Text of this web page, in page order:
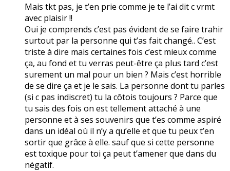
Mais tkt pas, je t’en prie comme je te l’ai dit c vrmt
avec plaisir !!
Oui je comprends c’est pas évident de se faire trahir
surtout par la personne qui t’as fait changé.. C’est
triste à dire mais certaines fois c’est mieux comme
ça, au fond et tu verras peut-être ça plus tard c’est
surement un mal pour un bien ? Mais c’est horrible
de se dire ça et je le sais. La personne dont tu parles
(si c pas indiscret) tu la côtois toujours ? Parce que
tu sais des fois on est tellement attaché à une
personne et à ses souvenirs que t’es comme aspiré
dans un idéal où il n’y a qu’elle et que tu peux t’en
sortir que grâce à elle. sauf que si cette personne
est toxique pour toi ça peut t’amener que dans du
négatif.